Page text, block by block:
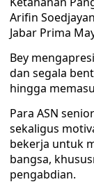
Arifin
Jabar Prima
Bey
dan segala
hingga
Para ASN
sekaligus
bekerja untuk
bangsa,
pengabdian.